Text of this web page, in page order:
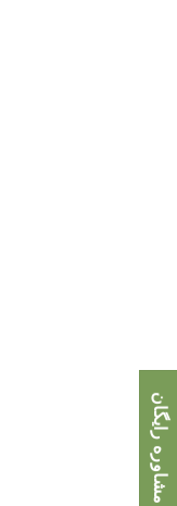
مشاوره رایگان